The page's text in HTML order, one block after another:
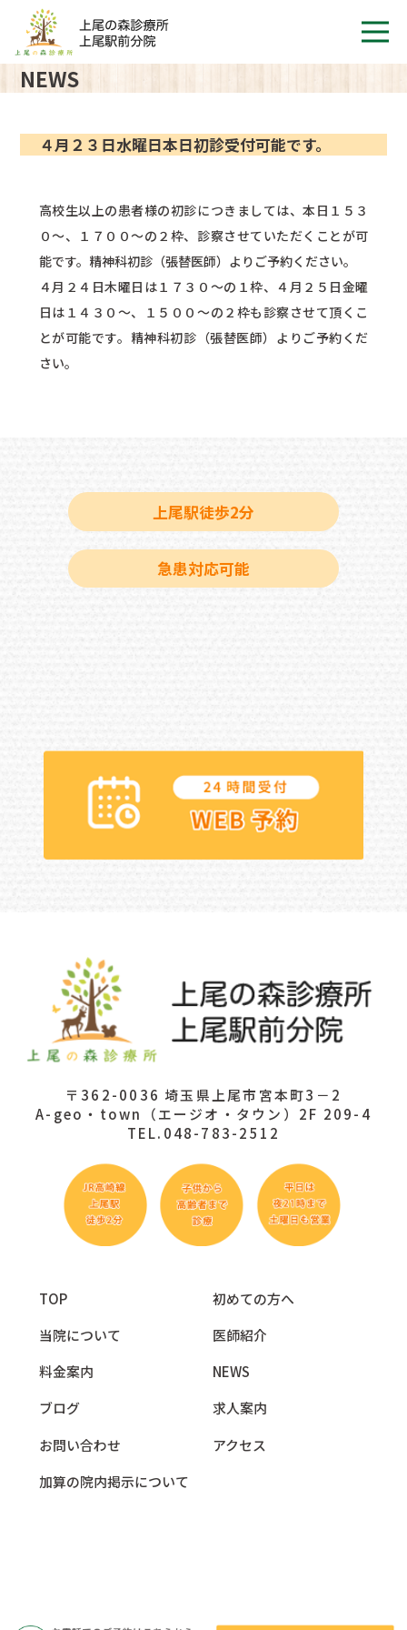
NEWS
４月２３日水曜日本日初診受付可能です。
高校生以上の患者様の初診につきましては、本日１５３
０～、１７００～の２枠、診察させていただくことが可
能です。精神科初診（張替医師）よりご予約ください。
４月２４日木曜日は１７３０～の１枠、４月２５日金曜
日は１４３０～、１５００～の２枠も診察させて頂くこ
とが可能です。精神科初診（張替医師）よりご予約くだ
さい。
上尾駅徒歩2分
急患対応可能
〒362-0036 埼玉県上尾市宮本町3－2
A-geo・town（エージオ・タウン）2F 209-4
TEL.048-783-2512
TOP
初めての方へ
当院について
医師紹介
料金案内
NEWS
ブログ
求人案内
お問い合わせ
アクセス
加算の院内掲示について